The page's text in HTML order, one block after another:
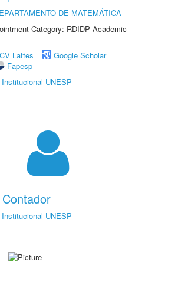
DE MATEMÁTICA
Category: RDIDP Academic
CV Lattes
Google Scholar
Fapesp
UNESP
UNESP